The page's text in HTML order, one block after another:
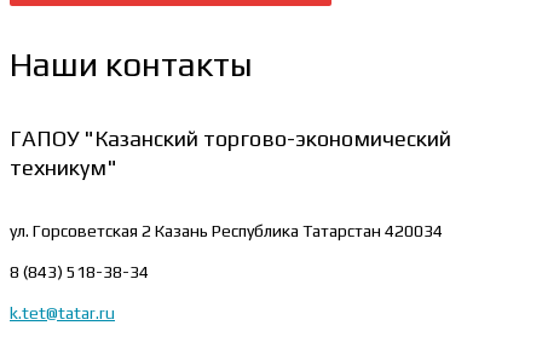
Наши контакты
ГАПОУ "Казанский торгово-экономический
техникум"
ул. Горсоветская 2 Казань Республика Татарстан 420034
8 (843) 518-38-34
k.tet@tatar.ru